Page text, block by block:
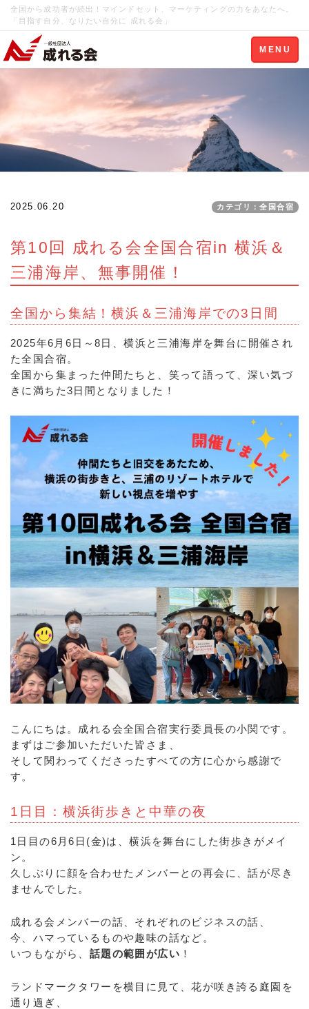
全国から成功者が続出！マインドセット、マーケティングの力をあなたへ。
「目指す自分、なりたい自分に 成れる会」
Toggle
navigation
MENU
2025.06.20 カテゴリ：全国合宿
第10回 成れる会全国合宿in 横浜＆
三浦海岸、無事開催！
全国から集結！横浜＆三浦海岸での3日間
2025年6月6日～8日、横浜と三浦海岸を舞台に開催され
た全国合宿。
全国から集まった仲間たちと、笑って語って、深い気づ
きに満ちた3日間となりました！
こんにちは。成れる会全国合宿実行委員長の小関です。
まずはご参加いただいた皆さま、
そして関わってくださったすべての方に心から感謝で
す。
1日目：横浜街歩きと中華の夜
1日目の6月6日(金)は、横浜を舞台にした街歩きがメイ
ン。
久しぶりに顔を合わせたメンバーとの再会に、話が尽き
ませんでした。
成れる会メンバーの話、それぞれのビジネスの話、
今、ハマっているものや趣味の話など。
いつもながら、 話題の範囲が広い ！
ランドマークタワーを横目に見て、花が咲き誇る庭園を
通り過ぎ、